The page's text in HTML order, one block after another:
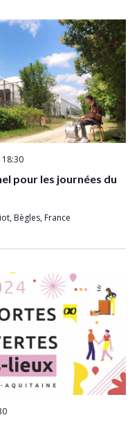
pour les journées du
18:30
Bègles, France